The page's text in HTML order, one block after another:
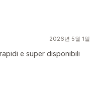
2026년 5월 1일
e super disponibili